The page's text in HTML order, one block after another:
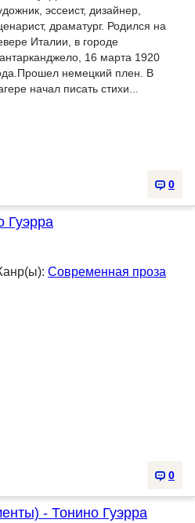
эссеист, дизайнер,
драматург. Родился на
Италии, в городе
16 марта 1920
немецкий плен. В
начал писать стихи...
0
Гуэрра
Современная проза
0
- Тонино Гуэрра